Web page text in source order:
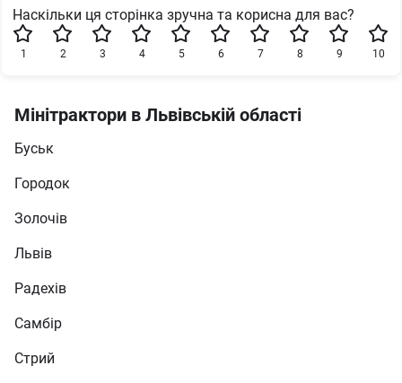
Наскільки ця сторінка зручна та корисна для вас?
10
9
8
7
6
5
4
3
2
1
Мінітрактори в Львівській області
Буськ
Городок
Золочів
Львів
Радехів
Самбір
Стрий